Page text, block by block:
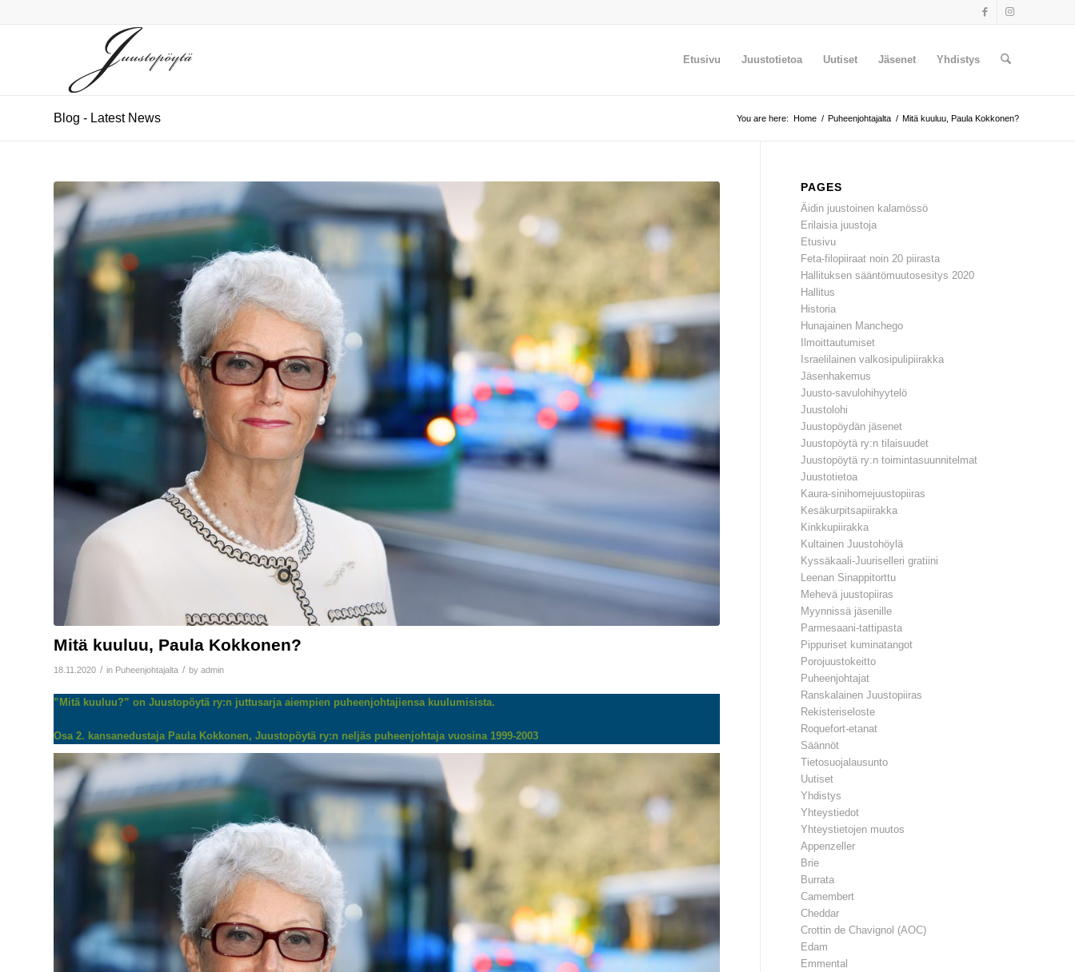
Etusivu Juustotietoa Uutiset Jäsenet Yhdistys
Blog - Latest News You are here: Home / Puheenjohtajalta / Mitä kuuluu, Paula Kokkonen?
Mitä kuuluu, Paula Kokkonen?
18.11.2020 / in Puheenjohtajalta / by admin
”Mitä kuuluu?” on Juustopöytä ry:n juttusarja aiempien puheenjohtajiensa kuulumisista.
Osa 2. kansanedustaja Paula Kokkonen, Juustopöytä ry:n neljäs puheenjohtaja vuosina 1999-2003
PAGES
Äidin juustoinen kalamössö
Erilaisia juustoja
Etusivu
Feta-filopiiraat noin 20 piirasta
Hallituksen sääntömuutosesitys 2020
Hallitus
Historia
Hunajainen Manchego
Ilmoittautumiset
Israelilainen valkosipulipiirakka
Jäsenhakemus
Juusto-savulohihyytelö
Juustolohi
Juustopöydän jäsenet
Juustopöytä ry:n tilaisuudet
Juustopöytä ry:n toimintasuunnitelmat
Juustotietoa
Kaura-sinihomejuustopiiras
Kesäkurpitsapiirakka
Kinkkupiirakka
Kultainen Juustohöylä
Kyssäkaali-Juuriselleri gratiini
Leenan Sinappitorttu
Mehevä juustopiiras
Myynnissä jäsenille
Parmesaani-tattipasta
Pippuriset kuminatangot
Porojuustokeitto
Puheenjohtajat
Ranskalainen Juustopiiras
Rekisteriseloste
Roquefort-etanat
Säännöt
Tietosuojalausunto
Uutiset
Yhdistys
Yhteystiedot
Yhteystietojen muutos
Appenzeller
Brie
Burrata
Camembert
Cheddar
Crottin de Chavignol (AOC)
Edam
Emmental